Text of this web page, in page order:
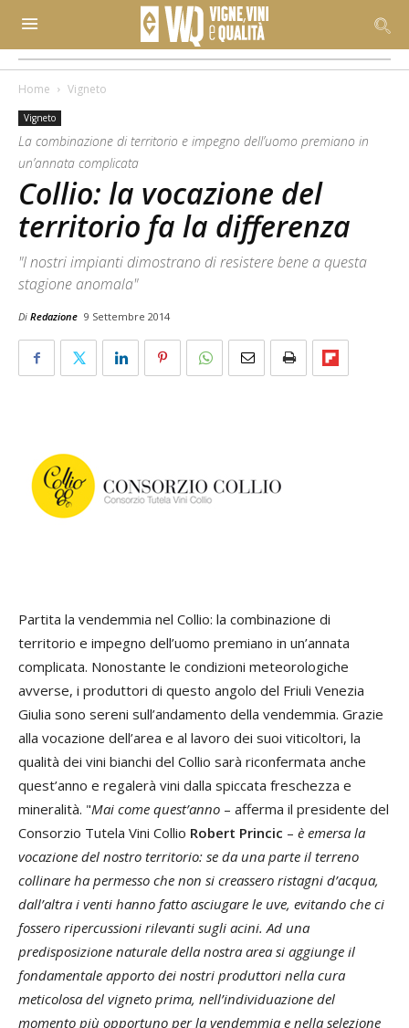
Home Vigneto
Vigneto
La combinazione di territorio e impegno dell’uomo premiano in
un’annata complicata
Collio: la vocazione del
territorio fa la differenza
"I nostri impianti dimostrano di resistere bene a questa
stagione anomala"
Di Redazione 9 Settembre 2014
Partita la vendemmia nel Collio: la combinazione di
territorio e impegno dell’uomo premiano in un’annata
complicata. Nonostante le condizioni meteorologiche
avverse, i produttori di questo angolo del Friuli Venezia
Giulia sono sereni sull’andamento della vendemmia. Grazie
alla vocazione dell’area e al lavoro dei suoi viticoltori, la
qualità dei vini bianchi del Collio sarà riconfermata anche
quest’anno e regalerà vini dalla spiccata freschezza e
mineralità. "Mai come quest’anno – afferma il presidente del
Consorzio Tutela Vini Collio Robert Princic – è emersa la
vocazione del nostro territorio: se da una parte il terreno
collinare ha permesso che non si creassero ristagni d’acqua,
dall’altra i venti hanno fatto asciugare le uve, evitando che ci
fossero ripercussioni rilevanti sugli acini. Ad una
predisposizione naturale della nostra area si aggiunge il
fondamentale apporto dei nostri produttori nella cura
meticolosa del vigneto prima, nell’individuazione del
momento più opportuno per la vendemmia e nella selezione